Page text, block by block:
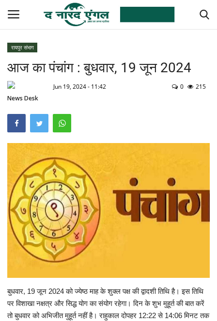
देश
विदेश
राज्य
मनोरंजन
राजनीति
उत्तरप्रदेश
मध्य प्रदेश
Language
English hindi
रायपुर संभाग
आज का पंचांग : बुधवार, 19 जून 2024
News Desk
Jun 19, 2024 - 11:42 0 215
बुधवार, 19 जून 2024 को ज्येष्ठ माह के शुक्ल पक्ष की द्वादशी तिथि है। इस तिथि
पर विशाखा नक्षत्र और सिद्ध योग का संयोग रहेगा। दिन के शुभ मुहूर्त की बात करें
तो बुधवार को अभिजीत मुहूर्त नहीं है। राहुकाल दोपहर 12:22 से 14:06 मिनट तक